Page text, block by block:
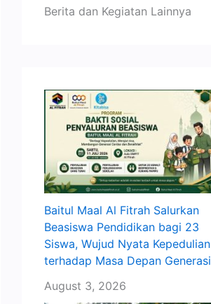
Berita dan Kegiatan Lainnya
Baitul Maal Al Fitrah Salurkan
Beasiswa Pendidikan bagi 23
Siswa, Wujud Nyata Kepedulian
terhadap Masa Depan Generasi
August 3, 2026